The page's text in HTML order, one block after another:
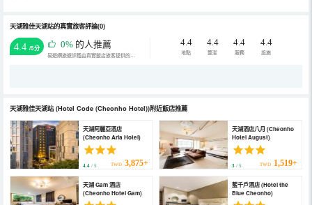
天湖雅佳天湖站的真實旅客評論(0)
4.4 /5分 0% 的人推薦
易遊網旅遊評鑑由真實飯店旅客提供的評鑑。
4.4
地點
4.4
整潔
4.4
服務
4.4
設施
天湖雅佳天湖站(Hotel Code (Cheonho Hotel))附近飯店推薦
天湖阿麗亞酒店
(Cheonho Aria Hotel)
4.4 / 5 TWD 3,875+
天湖酒店八月 (Cheonho
Hotel August)
3/ 5 TWD 1,519+
天湖 Gam 酒店
(Cheonho Hotel Gam)
藍千戶酒店 (Hotel the
Blue Cheonho)